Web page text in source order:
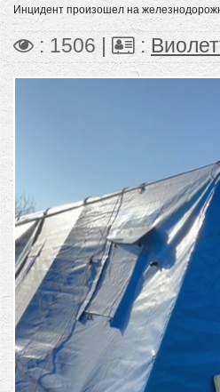
Инцидент произошел на
: 1506 | :